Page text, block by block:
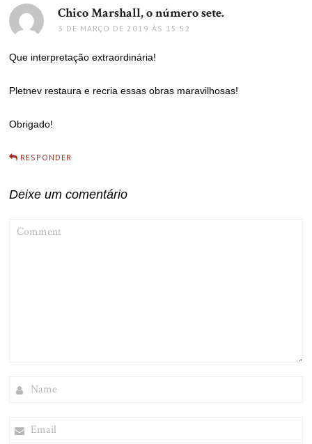
Chico Marshall, o número sete.
3 DE MARÇO DE 2019 ÀS 15:52
Que interpretação extraordinária!
Pletnev restaura e recria essas obras maravilhosas!
Obrigado!
RESPONDER
Deixe um comentário